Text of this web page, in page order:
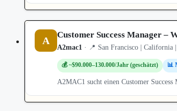
A Customer Success Manager –
A2mac1 · 📍 San Francisco |
💰 ~$90.000–130.000/Jahr (geschätzt) 📊
A2MAC1 sucht einen Customer